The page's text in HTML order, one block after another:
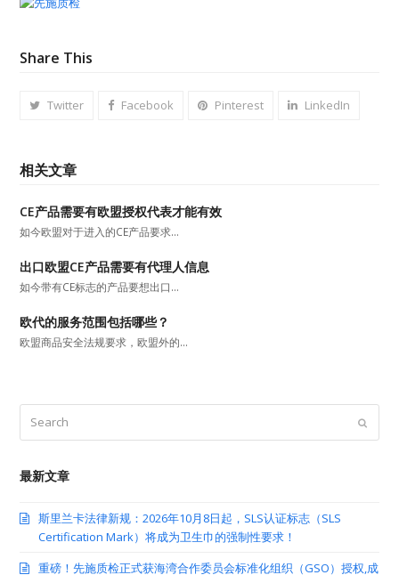
Share This
Twitter Facebook Pinterest LinkedIn
相关文章
CE产品需要有欧盟授权代表才能有效
如今欧盟对于进入的CE产品要求…
出口欧盟CE产品需要有代理人信息
如今带有CE标志的产品要想出口…
欧代的服务范围包括哪些？
欧盟商品安全法规要求，欧盟外的…
最新文章
斯里兰卡法律新规：2026年10月8日起，SLS认证标志（SLS
Certification Mark）将成为卫生巾的强制性要求！
重磅！先施质检正式获海湾合作委员会标准化组织（GSO）授权,成